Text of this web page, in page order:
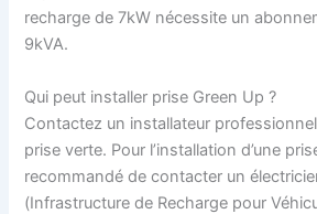
recharge de 7kW nécessite un
9kVA.
Qui peut installer prise Green Up ?
Contactez un installateur
prise verte. Pour l’installation d’une
recommandé de contacter un
(Infrastructure de Recharge pour